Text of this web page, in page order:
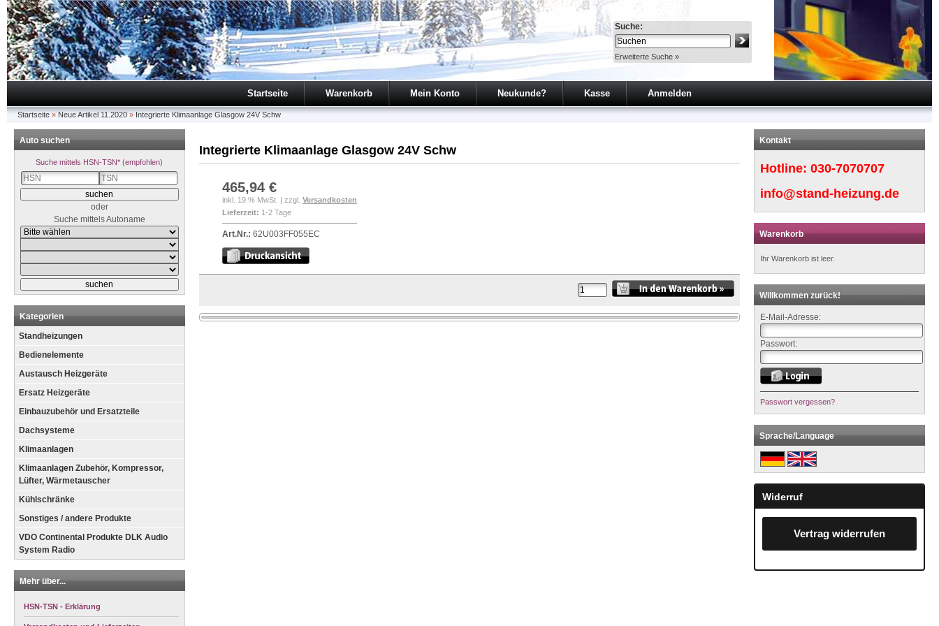
Suche:
Erweiterte Suche »
Startseite Warenkorb Mein Konto Neukunde? Kasse Anmelden
Startseite » Neue Artikel 11.2020 » Integrierte Klimaanlage Glasgow 24V Schw
Integrierte Klimaanlage Glasgow 24V Schw
465,94 €
inkl. 19 % MwSt. | zzgl. Versandkosten
Lieferzeit: 1-2 Tage
Art.Nr.: 62U003FF055EC
Auto suchen
Suche mittels HSN-TSN* (empfohlen)
oder
Suche mittels Autoname
Kategorien
Standheizungen
Bedienelemente
Austausch Heizgeräte
Ersatz Heizgeräte
Einbauzubehör und Ersatzteile
Dachsysteme
Klimaanlagen
Klimaanlagen Zubehör, Kompressor,
Lüfter, Wärmetauscher
Kühlschränke
Sonstiges / andere Produkte
VDO Continental Produkte DLK Audio
System Radio
Mehr über...
HSN-TSN - Erklärung
Kontakt
Hotline:030-7070707
info@stand-heizung.de
Warenkorb
Ihr Warenkorb ist leer.
Willkommen zurück!
E-Mail-Adresse:
Passwort:
Passwort vergessen?
Sprache/Language
Widerruf
Vertrag widerrufen